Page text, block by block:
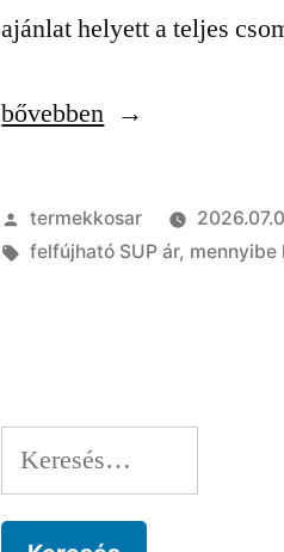
ajánlat helyett a teljes
„Olcsó
prémium
SUP?
egy
SUP
deszkára
bővebben
Szerző:
termekkosar
Címke:
felfújható SUP ár, mennyibe
Keresés: